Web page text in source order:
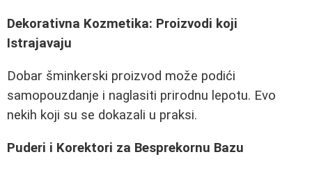
Dekorativna Kozmetika: Proizvodi koji
Istrajavaju
Dobar šminkerski proizvod može podići
samopouzdanje i naglasiti prirodnu lepotu. Evo
nekih koji su se dokazali u praksi.
Puderi i Korektori za Besprekornu Bazu